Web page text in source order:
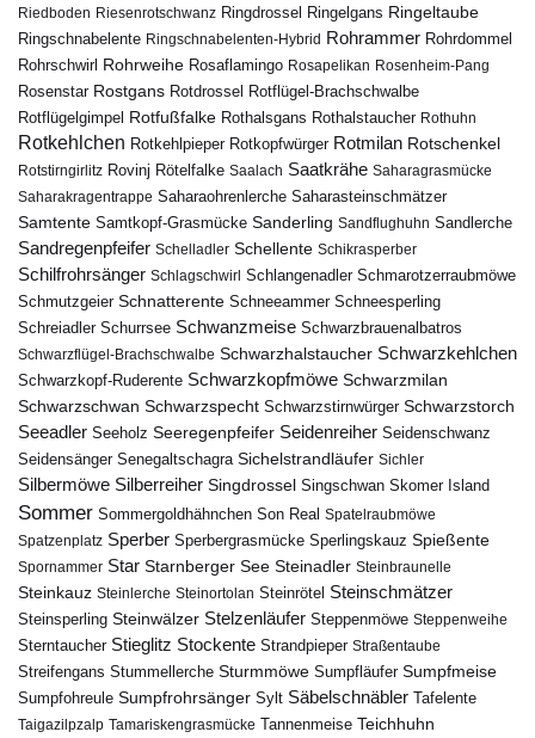
Riedboden Riesenrotschwanz Ringdrossel Ringelgans Ringeltaube
Ringschnabelente Ringschnabelenten-Hybrid Rohrammer Rohrdommel
Rohrschwirl Rohrweihe Rosaflamingo Rosapelikan Rosenheim-Pang
Rosenstar Rostgans Rotdrossel
Rotflügel-Brachschwalbe
Rotflügelgimpel Rotfußfalke Rothalsgans Rothalstaucher Rothuhn
Rotkehlchen Rotkehlpieper Rotkopfwürger Rotmilan Rotschenkel
Rotstirngirlitz Rovinj Rötelfalke Saalach Saatkrähe Saharagrasmücke
Saharakragentrappe Saharaohrenlerche Saharasteinschmätzer
Samtente Samtkopf-Grasmücke Sanderling Sandflughuhn Sandlerche
Sandregenpfeifer Schelladler Schellente Schikrasperber
Schilfrohrsänger Schlagschwirl Schlangenadler Schmarotzerraubmöwe
Schmutzgeier Schnatterente Schneeammer Schneesperling
Schreiadler Schurrsee Schwanzmeise Schwarzbrauenalbatros
Schwarzflügel-Brachschwalbe Schwarzhalstaucher Schwarzkehlchen
Schwarzkopf-Ruderente Schwarzkopfmöwe Schwarzmilan
Schwarzschwan Schwarzspecht Schwarzstirnwürger Schwarzstorch
Seeadler Seeholz Seeregenpfeifer Seidenreiher Seidenschwanz
Seidensänger Senegaltschagra Sichelstrandläufer Sichler
Silbermöwe Silberreiher Singdrossel Singschwan Skomer Island
Sommer Sommergoldhähnchen Son Real Spatelraubmöwe
Spatzenplatz Sperber Sperbergrasmücke Sperlingskauz Spießente
Spornammer Star Starnberger See Steinadler Steinbraunelle
Steinkauz Steinlerche Steinortolan Steinrötel Steinschmätzer
Steinsperling Steinwälzer Stelzenläufer Steppenmöwe Steppenweihe
Sterntaucher Stieglitz Stockente Strandpieper Straßentaube
Streifengans Stummellerche Sturmmöwe Sumpfläufer Sumpfmeise
Sumpfohreule Sumpfrohrsänger Sylt Säbelschnäbler Tafelente
Taigazilpzalp Tamariskengrasmücke Tannenmeise Teichhuhn